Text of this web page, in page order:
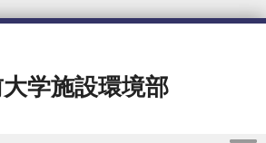
学施設環境部